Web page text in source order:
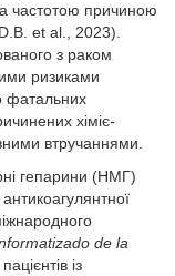
частотою причиною
D.B. et al., 2023).
з раком
ризиками
фатальних
хіміє­
втручаннями.
гепарини (НМГ)
de la
із